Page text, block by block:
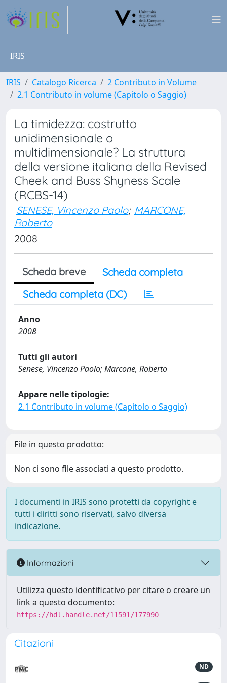
IRIS
IRIS Catalogo Ricerca
2 Contributo in Volume
2.1 Contributo in volume (Capitolo o Saggio)
La timidezza: costrutto
unidimensionale o
multidimensionale? La struttura
della versione italiana della Revised
Cheek and Buss Shyness Scale
(RCBS-14)
SENESE, Vincenzo Paolo; MARCONE,
Roberto
2008
Scheda breve
Scheda completa
Scheda completa (DC)
Anno
2008
Tutti gli autori
Senese, Vincenzo Paolo; Marcone, Roberto
Appare nelle tipologie:
2.1 Contributo in volume (Capitolo o Saggio)
File in questo prodotto:
Non ci sono file associati a questo prodotto.
I documenti in IRIS sono protetti da copyright e
tutti i diritti sono riservati, salvo diversa
indicazione.
Informazioni
Utilizza questo identificativo per citare o creare un
link a questo documento:
https://hdl.handle.net/11591/177990
Citazioni
ND